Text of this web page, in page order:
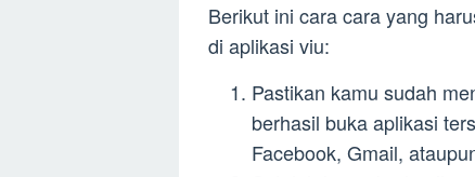
Berikut ini cara cara yang
di aplikasi viu:
Pastikan kamu sudah
berhasil buka aplikasi
Facebook, Gmail,